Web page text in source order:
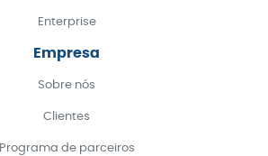
Enterprise
Empresa
Sobre nós
Clientes
Programa de parceiros